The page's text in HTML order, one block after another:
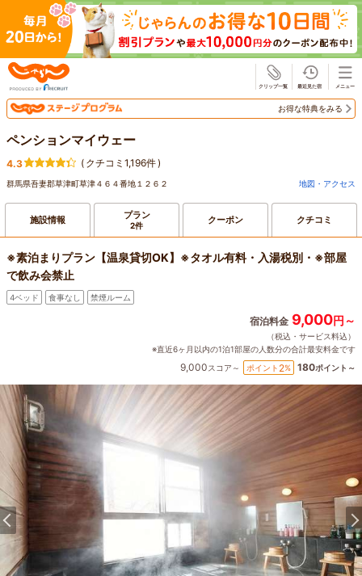
お得な特典をみる
ペンションマイウェー
4.3 ( クチコミ1,196件)
群馬県吾妻郡草津町草津４６４番地１２６２ 地図・アクセス
施設情報 プラン
2件 クーポン クチコミ
※素泊まりプラン【温泉貸切OK】※タオル有料・入湯税別・※部屋
で飲み会禁止
4ベッド 食事なし 禁煙ルーム
宿泊料金 9,000円～
（税込・サービス料込）
※直近6ヶ月以内の1泊1部屋の人数分の合計最安料金です
9,000スコア～ ポイント 2% 180ポイント～